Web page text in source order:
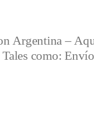
Argentina –
como: